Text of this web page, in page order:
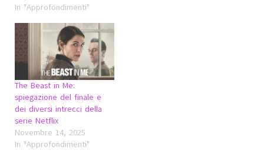
In "Approfondimenti"
The Beast in Me:
spiegazione del finale e
dei diversi intrecci della
serie Netflix
Novembre 14, 2025
In "Approfondimenti"